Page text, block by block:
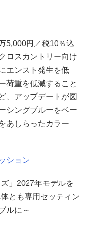
5,000円／税10％込
ロスカントリー向け
エンスト発生を低
荷重を低減すること
、アップデートが図
シングブルーをベー
あしらったカラー
ション
」2027年モデルを
とも専用セッティン
ルに～